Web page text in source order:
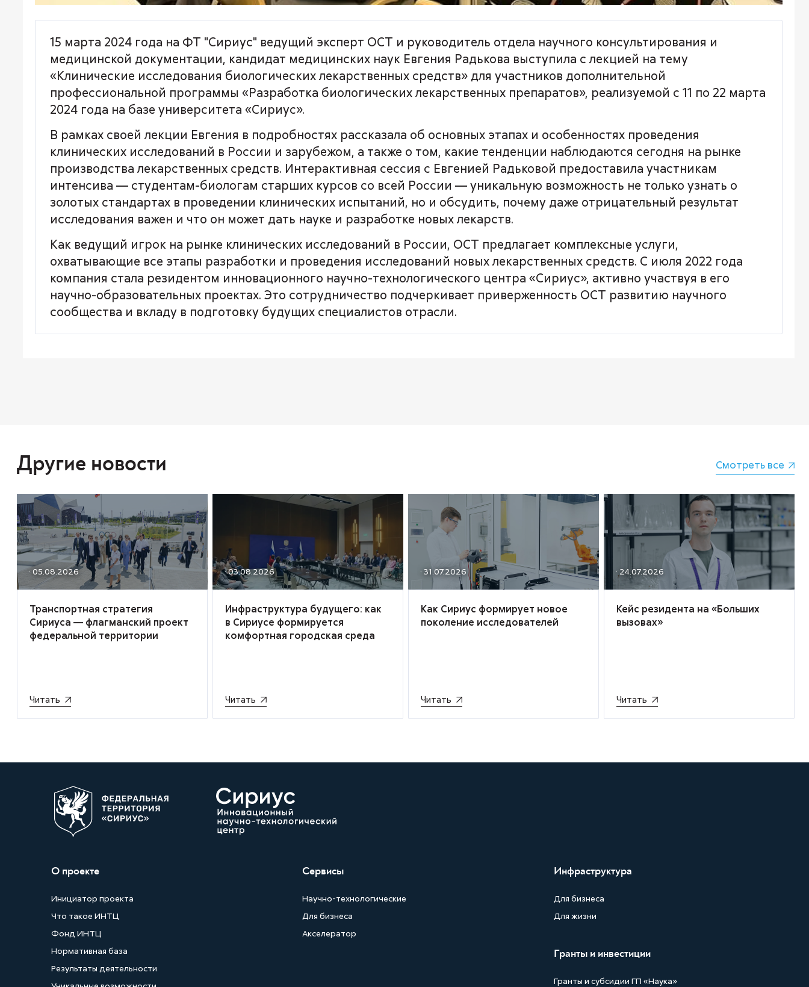
15 марта 2024 года на ФТ "Сириус" ведущий эксперт ОСТ и руководитель отдела научного консультирования и
медицинской документации, кандидат медицинских наук Евгения Радькова выступила с лекцией на тему
«Клинические исследования биологических лекарственных средств» для участников дополнительной
профессиональной программы «Разработка биологических лекарственных препаратов», реализуемой с 11 по 22 марта
2024 года на базе университета «Сириус».
В рамках своей лекции Евгения в подробностях рассказала об основных этапах и особенностях проведения
клинических исследований в России и зарубежом, а также о том, какие тенденции наблюдаются сегодня на рынке
производства лекарственных средств. Интерактивная сессия с Евгенией Радьковой предоставила участникам
интенсива — студентам-биологам старших курсов со всей России — уникальную возможность не только узнать о
золотых стандартах в проведении клинических испытаний, но и обсудить, почему даже отрицательный результат
исследования важен и что он может дать науке и разработке новых лекарств.
Как ведущий игрок на рынке клинических исследований в России, ОСТ предлагает комплексные услуги,
охватывающие все этапы разработки и проведения исследований новых лекарственных средств. С июля 2022 года
компания стала резидентом инновационного научно-технологического центра «Сириус», активно участвуя в его
научно-образовательных проектах. Это сотрудничество подчеркивает приверженность ОСТ развитию научного
сообщества и вкладу в подготовку будущих специалистов отрасли.
Другие новости Смотреть все
· 05.08.2026
Транспортная стратегия
Сириуса — флагманский проект
федеральной территории
Читать
· 03.08.2026
Инфраструктура будущего: как
в Сириусе формируется
комфортная городская среда
Читать
· 31.07.2026
Как Сириус формирует новое
поколение исследователей
Читать
· 24.07.2026
Кейс резидента на «Больших
вызовах»
Читать
О проекте
Инициатор проекта
Что такое ИНТЦ
Фонд ИНТЦ
Нормативная база
Результаты деятельности
Сервисы
Научно-технологические
Для бизнеса
Акселератор
Инфраструктура
Для бизнеса
Для жизни
Гранты и инвестиции
Гранты и субсидии ГП «Наука»